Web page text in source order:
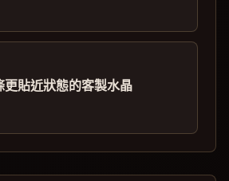
更貼近狀態的客製水晶